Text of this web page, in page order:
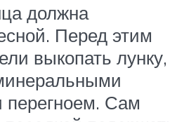
должна
Перед этим
выкопать лунку,
Сам